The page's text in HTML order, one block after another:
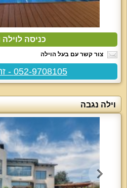
כניסה לוילה
צור קשר עם בעל הוילה
052-9708105 - זהבה / שניר
וילה נגבה